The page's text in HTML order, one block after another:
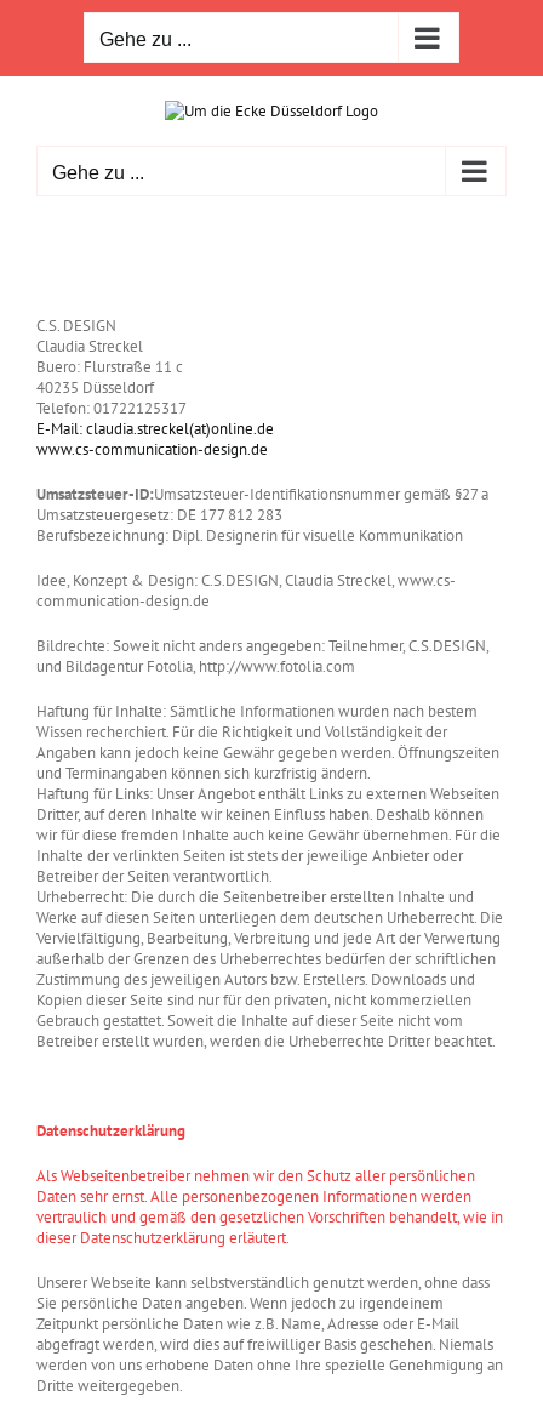
Gehe zu ...
Gehe zu ...
C.S. DESIGN
Claudia Streckel
Buero: Flurstraße 11 c
40235 Düsseldorf
Telefon: 01722125317
E-Mail: claudia.streckel(at)online.de
www.cs-communication-design.de
Umsatzsteuer-ID:Umsatzsteuer-Identifikationsnummer gemäß §27 a
Umsatzsteuergesetz: DE 177 812 283
Berufsbezeichnung: Dipl. Designerin für visuelle Kommunikation
Idee, Konzept & Design: C.S.DESIGN, Claudia Streckel, www.cs-
communication-design.de
Bildrechte: Soweit nicht anders angegeben: Teilnehmer, C.S.DESIGN,
und Bildagentur Fotolia, http://www.fotolia.com
Haftung für Inhalte: Sämtliche Informationen wurden nach bestem
Wissen recherchiert. Für die Richtigkeit und Vollständigkeit der
Angaben kann jedoch keine Gewähr gegeben werden. Öffnungszeiten
und Terminangaben können sich kurzfristig ändern.
Haftung für Links: Unser Angebot enthält Links zu externen Webseiten
Dritter, auf deren Inhalte wir keinen Einfluss haben. Deshalb können
wir für diese fremden Inhalte auch keine Gewähr übernehmen. Für die
Inhalte der verlinkten Seiten ist stets der jeweilige Anbieter oder
Betreiber der Seiten verantwortlich.
Urheberrecht: Die durch die Seitenbetreiber erstellten Inhalte und
Werke auf diesen Seiten unterliegen dem deutschen Urheberrecht. Die
Vervielfältigung, Bearbeitung, Verbreitung und jede Art der Verwertung
außerhalb der Grenzen des Urheberrechtes bedürfen der schriftlichen
Zustimmung des jeweiligen Autors bzw. Erstellers. Downloads und
Kopien dieser Seite sind nur für den privaten, nicht kommerziellen
Gebrauch gestattet. Soweit die Inhalte auf dieser Seite nicht vom
Betreiber erstellt wurden, werden die Urheberrechte Dritter beachtet.
Datenschutzerklärung
Als Webseitenbetreiber nehmen wir den Schutz aller persönlichen
Daten sehr ernst. Alle personenbezogenen Informationen werden
vertraulich und gemäß den gesetzlichen Vorschriften behandelt, wie in
dieser Datenschutzerklärung erläutert.
Unserer Webseite kann selbstverständlich genutzt werden, ohne dass
Sie persönliche Daten angeben. Wenn jedoch zu irgendeinem
Zeitpunkt persönliche Daten wie z.B. Name, Adresse oder E-Mail
abgefragt werden, wird dies auf freiwilliger Basis geschehen. Niemals
werden von uns erhobene Daten ohne Ihre spezielle Genehmigung an
Dritte weitergegeben.